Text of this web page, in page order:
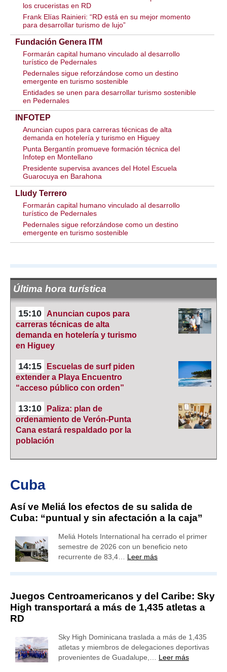
los cruceristas en RD
Frank Elías Rainieri: “RD está en su mejor momento
para desarrollar turismo de lujo”
Fundación Genera ITM
Formarán capital humano vinculado al desarrollo
turístico de Pedernales
Pedernales sigue reforzándose como un destino
emergente en turismo sostenible
Entidades se unen para desarrollar turismo sostenible
en Pedernales
INFOTEP
Anuncian cupos para carreras técnicas de alta
demanda en hotelería y turismo en Higuey
Punta Bergantín promueve formación técnica del
Infotep en Montellano
Presidente supervisa avances del Hotel Escuela
Guarocuya en Barahona
Lludy Terrero
Formarán capital humano vinculado al desarrollo
turístico de Pedernales
Pedernales sigue reforzándose como un destino
emergente en turismo sostenible
Última hora turística
15:10 Anuncian cupos para
carreras técnicas de alta
demanda en hotelería y turismo
en Higuey
14:15
Escuelas de surf piden
extender a Playa Encuentro
“acceso público con orden”
13:10
Paliza: plan de
ordenamiento de Verón-Punta
Cana estará respaldado por la
población
Cuba
Así ve Meliá los efectos de su salida de
Cuba: “puntual y sin afectación a la caja”
Meliá Hotels International ha cerrado el primer
semestre de 2026 con un beneficio neto
recurrente de 83,4… Leer más
Juegos Centroamericanos y del Caribe: Sky
High transportará a más de 1,435 atletas a
RD
Sky High Dominicana traslada a más de 1,435
atletas y miembros de delegaciones deportivas
provenientes de Guadalupe,… Leer más